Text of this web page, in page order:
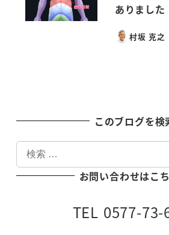
ありました
村坂 克之
このブログを検
検
索
お問い合わせはこ
TEL 0577-73-